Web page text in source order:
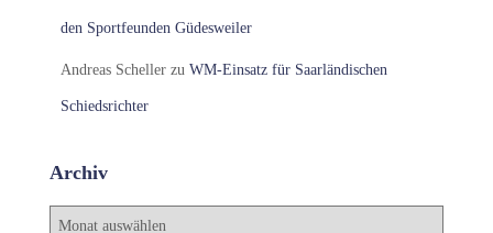
den Sportfeunden Güdesweiler
Andreas Scheller zu WM-Einsatz für Saarländischen
Schiedsrichter
Archiv